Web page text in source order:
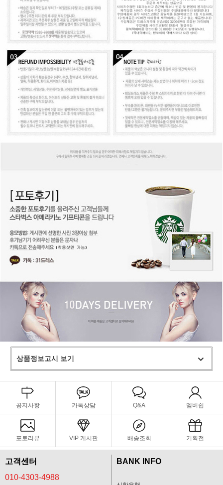
상품정보고시 보기
공지사항 카톡상담 Q&A 멤버쉽
포토리뷰 VIP 게시판 배송조회 기획전
고객센터
010-4303-4988
BANK INFO